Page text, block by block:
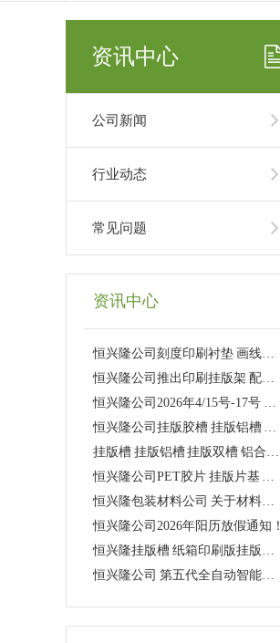
资讯中心
公司新闻
行业动态
常见问题
资讯中心
恒兴隆公司刻度印刷衬垫 画线印刷衬垫 带刻度线印刷衬垫
恒兴隆公司推出印刷挂版架 配套挂版双槽 超级低价！！！
恒兴隆公司2026年4/15号-17号 在深圳国际会展中心参加2026年世界包装工业博览会 欢迎新老客户来参观！！
恒兴隆公司挂版胶槽 挂版铝槽 挂版PVC槽 挂版PVC双槽
挂版槽 挂版铝槽 挂版双槽 铝合金双槽
恒兴隆公司PET胶片 挂版片基 透明菲林大量现货供应！
恒兴隆包装材料公司 关于材料涨价事宜！
恒兴隆公司2026年阳历放假通知！
恒兴隆挂版槽 纸箱印刷版挂版槽，精准定位，减少误差！
恒兴隆公司 第五代全自动智能压板机介绍